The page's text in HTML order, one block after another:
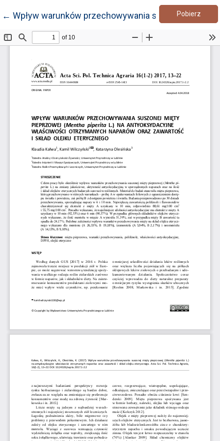
← Wróć do szczegółów artykułu
Wpływ warunków przechowywania suszonej mięty
Pobierz